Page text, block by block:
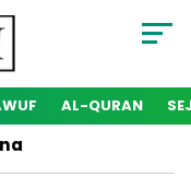
AL-QURAN